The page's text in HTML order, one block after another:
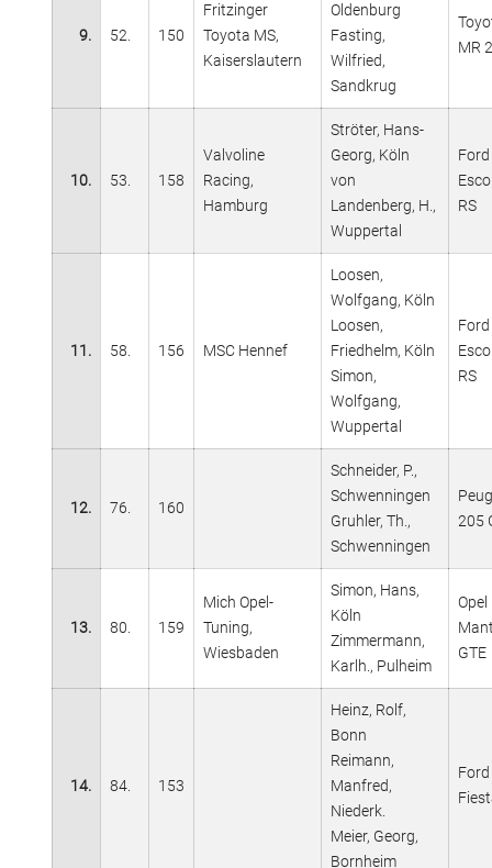
9. 52. 150
Fritzinger
Toyota MS,
Kaiserslautern
Oldenburg
Fasting,
Wilfried,
Sandkrug
MR 2
10. 53. 158
Valvoline
Racing,
Hamburg
Ströter, Hans-
Georg, Köln
von
Landenberg, H.,
Wuppertal
Ford
RS
11. 58. 156 MSC Hennef
Loosen,
Wolfgang, Köln
Loosen,
Friedhelm, Köln
Simon,
Wolfgang,
Wuppertal
Ford
RS
12. 76. 160
Schneider, P.,
Schwenningen
Gruhler, Th.,
Schwenningen
205
13. 80. 159
Mich Opel-
Tuning,
Wiesbaden
Simon, Hans,
Köln
Zimmermann,
Karlh., Pulheim
Opel
GTE
14. 84. 153
Heinz, Rolf,
Bonn
Reimann,
Manfred,
Niederk.
Meier, Georg,
Bornheim
Ford